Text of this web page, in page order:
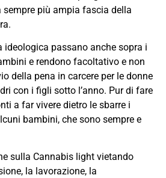
più ampia fascia della
ideologica passano anche sopra i
e rendono facoltativo e non
della pena in carcere per le donne
con i figli sotto l’anno. Pur di fare
a far vivere dietro le sbarre i
bambini, che sono sempre e
sulla Cannabis light vietando
la lavorazione, la